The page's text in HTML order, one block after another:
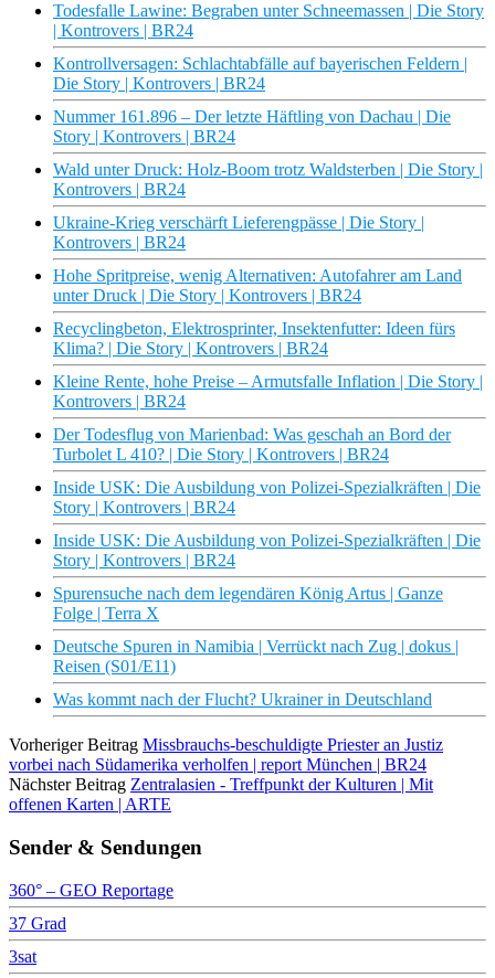
Todesfalle Lawine: Begraben unter Schneemassen | Die Story
| Kontrovers | BR24
Kontrollversagen: Schlachtabfälle auf bayerischen Feldern |
Die Story | Kontrovers | BR24
Nummer 161.896 – Der letzte Häftling von Dachau | Die
Story | Kontrovers | BR24
Wald unter Druck: Holz-Boom trotz Waldsterben | Die Story |
Kontrovers | BR24
Ukraine-Krieg verschärft Lieferengpässe | Die Story |
Kontrovers | BR24
Hohe Spritpreise, wenig Alternativen: Autofahrer am Land
unter Druck | Die Story | Kontrovers | BR24
Recyclingbeton, Elektrosprinter, Insektenfutter: Ideen fürs
Klima? | Die Story | Kontrovers | BR24
Kleine Rente, hohe Preise – Armutsfalle Inflation | Die Story |
Kontrovers | BR24
Der Todesflug von Marienbad: Was geschah an Bord der
Turbolet L 410? | Die Story | Kontrovers | BR24
Inside USK: Die Ausbildung von Polizei-Spezialkräften | Die
Story | Kontrovers | BR24
Inside USK: Die Ausbildung von Polizei-Spezialkräften | Die
Story | Kontrovers | BR24
Spurensuche nach dem legendären König Artus | Ganze
Folge | Terra X
Deutsche Spuren in Namibia | Verrückt nach Zug | dokus |
Reisen (S01/E11)
Was kommt nach der Flucht? Ukrainer in Deutschland
Vorheriger Beitrag Missbrauchs-beschuldigte Priester an Justiz
vorbei nach Südamerika verholfen | report München | BR24
Nächster Beitrag Zentralasien - Treffpunkt der Kulturen | Mit
offenen Karten | ARTE
Sender & Sendungen
360° – GEO Reportage
37 Grad
3sat